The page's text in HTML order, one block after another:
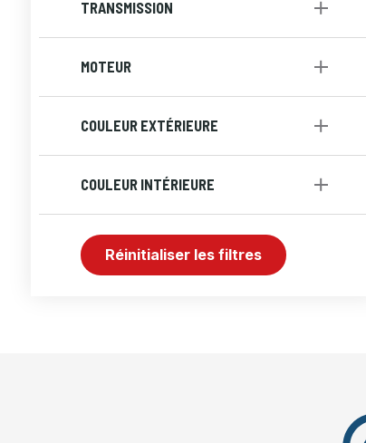
TRANSMISSION
MOTEUR
COULEUR EXTÉRIEURE
COULEUR INTÉRIEURE
Réinitialiser les filtres